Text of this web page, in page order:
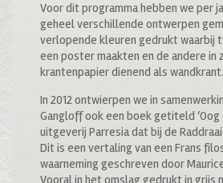
Voor dit programma hebben we per
geheel verschillende ontwerpen
verlopende kleuren gedrukt waarbij
een poster maakten en de andere in
krantenpapier dienend als wandkrant.
In 2012 ontwierpen we in
Gangloff ook een boek getiteld ‘Oog
uitgeverij Parresia dat bij de
Dit is een vertaling van een Frans
waarneming geschreven door
Vooral in het omslag gedrukt in grijs